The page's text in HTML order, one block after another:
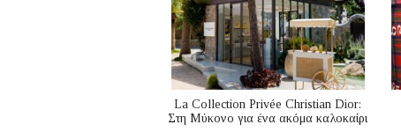
La Collection Privée Christian Dior:
Στη Μύκονο για ένα ακόμα καλοκαίρι